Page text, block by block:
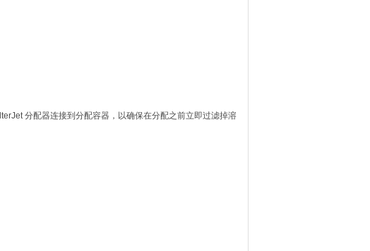
分配器连接到分配容器，以确保在分配之前立即过滤掉溶